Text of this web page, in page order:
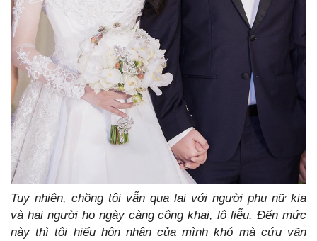
Tuy nhiên, chồng tôi vẫn qua lại với người phụ nữ kia
và hai người họ ngày càng công khai, lộ liễu. Đến mức
này thì tôi hiểu hôn nhân của mình khó mà cứu vãn